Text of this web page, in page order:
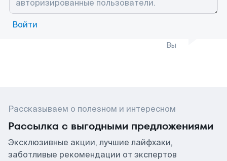
Войти
Вы
Рассказываем о полезном и интересном
Рассылка с выгодными предложениями
Эксклюзивные акции, лучшие лайфхаки,
заботливые рекомендации от экспертов